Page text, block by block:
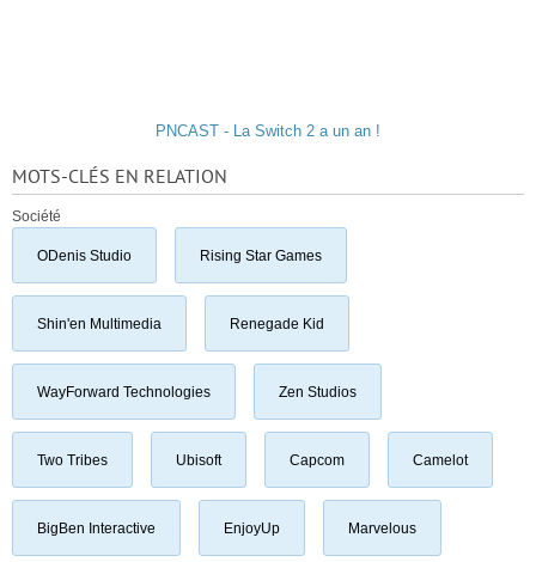
PNCAST - La Switch 2 a un an !
MOTS-CLÉS EN RELATION
Société
ODenis Studio Rising Star Games
Shin'en Multimedia Renegade Kid
WayForward Technologies Zen Studios
Two Tribes Ubisoft Capcom Camelot
BigBen Interactive EnjoyUp Marvelous